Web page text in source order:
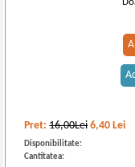
Pret:16,00Lei 6,40 Lei
Disponibilitate:
Cantitatea: